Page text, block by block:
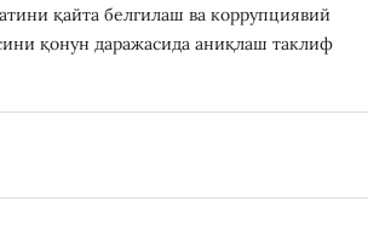
қайта белгилаш ва коррупциявий
қонун даражасида аниқлаш таклиф